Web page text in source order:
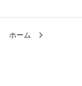
ホーム